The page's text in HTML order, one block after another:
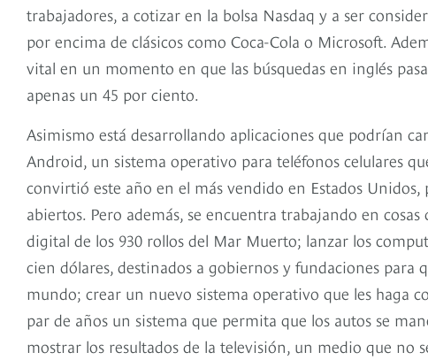
trabajadores, a cotizar en la bolsa Nasdaq y a ser
por encima de clásicos como Coca-Cola o Microsoft.
vital en un momento en que las búsquedas en inglés
apenas un 45 por ciento.
Asimismo está desarrollando aplicaciones que podrían
Android, un sistema operativo para teléfonos celulares
convirtió este año en el más vendido en Estados
abiertos. Pero además, se encuentra trabajando en
digital de los 930 rollos del Mar Muerto; lanzar los
cien dólares, destinados a gobiernos y fundaciones para
mundo; crear un nuevo sistema operativo que les haga
par de años un sistema que permita que los autos se
mostrar los resultados de la televisión, un medio que